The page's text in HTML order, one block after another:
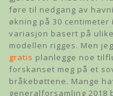
føre til nedgang av
økning på 30
variasjon basert på
modellen rigges. Men
gratis planlegge noe
forskanset meg på et
bråkebøttene. Mange
generalforsamling